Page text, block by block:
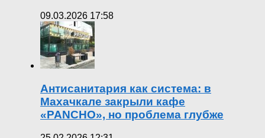
09.03.2026 17:58
Антисанитария как система: в
Махачкале закрыли кафе
«PANCHO», но проблема глубже